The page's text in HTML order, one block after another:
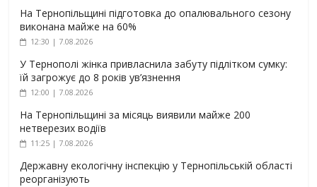
На Тернопільщині підготовка до опалювального сезону
виконана майже на 60%
12:30 | 7.08.2026
У Тернополі жінка привласнила забуту підлітком сумку:
їй загрожує до 8 років ув’язнення
12:00 | 7.08.2026
На Тернопільщині за місяць виявили майже 200
нетверезих водіїв
11:25 | 7.08.2026
Державну екологічну інспекцію у Тернопільській області
реорганізують